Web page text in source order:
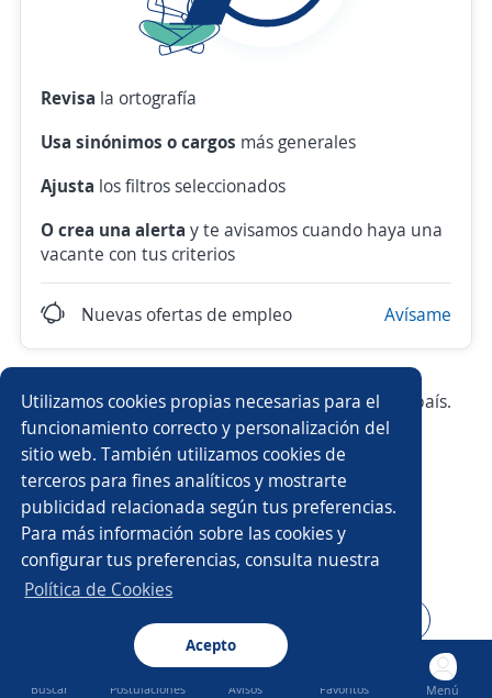
Utilizamos cookies propias necesarias para el
funcionamiento correcto y personalización del
sitio web. También utilizamos cookies de
terceros para fines analíticos y mostrarte
publicidad relacionada según tus preferencias.
Para más información sobre las cookies y
configurar tus preferencias, consulta nuestra
Política de Cookies
Acepto
Buscar Postulaciones Avisos Favoritos Menú
Revisa la ortografía
Usa sinónimos o cargos más generales
Ajusta los filtros seleccionados
O crea una alerta y te avisamos cuando haya una
vacante con tus criterios
Nuevas ofertas de empleo Avísame
Prueba con los empleos más demandados del país.
Almacenista Velador/a Producción
Ayudante de limpieza Reponedor/a
Vendedor comisionista Autoservicios
Ejecutivo/a de venta Operador/a